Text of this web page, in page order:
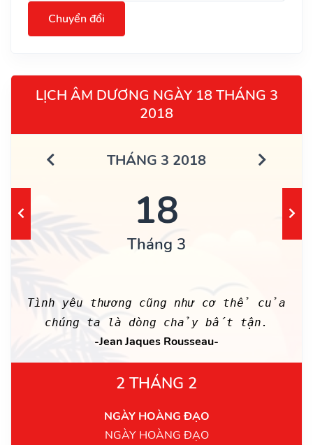
Chuyển đổi
LỊCH ÂM DƯƠNG NGÀY 18 THÁNG 3
2018
THÁNG 3 2018
18
Tháng 3
Tình yêu thương cũng như cơ thể của
chúng ta là dòng chảy bất tận.
-Jean Jaques Rousseau-
2 THÁNG 2
NGÀY HOÀNG ĐẠO
NGÀY HOÀNG ĐẠO